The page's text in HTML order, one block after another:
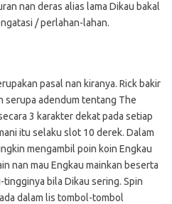
nan deras alias lama Dikau bakal
/ perlahan-lahan.
pasal nan kiranya. Rick bakir
serupa adendum tentang The
3 karakter dekat pada setiap
itu selaku slot 10 derek. Dalam
mengambil poin koin Engkau
nan mau Engkau mainkan beserta
bila Dikau sering. Spin
dalam lis tombol-tombol